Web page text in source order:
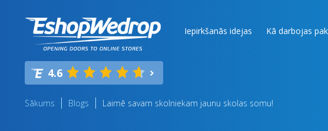
Iepirkšanās idejas Kā darbojas
4.6
Sākums Blogs Laimē savam skolniekam jaunu skolas somu!